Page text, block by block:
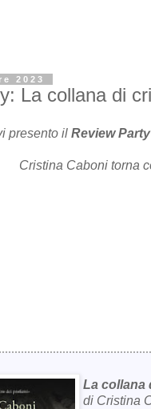
2023
La collana di
presento il Review Party
Cristina Caboni torna
La collana
di Cristina